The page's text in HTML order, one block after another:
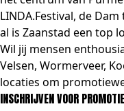
LINDA.Festival, de
al is Zaanstad een top
Wil jij mensen
Velsen, Wormerveer,
locaties om
INSCHRIJVEN VOOR